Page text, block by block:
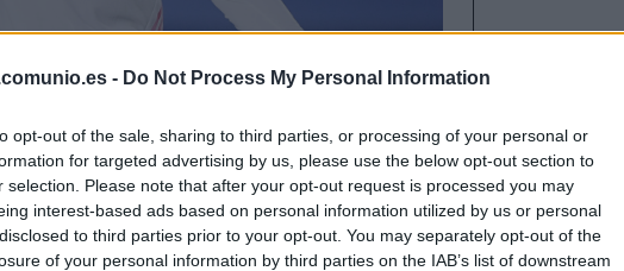
- Do Not Process My Personal Information
opt-out of the sale, sharing to third parties, or processing of your personal or
for targeted advertising by us, please use the below opt-out section to
selection. Please note that after your opt-out request is processed you may
interest-based ads based on personal information utilized by us or personal
to third parties prior to your opt-out. You may separately opt-out of the
of your personal information by third parties on the IAB’s list of downstream
19:00 horas. Repasamos las últimas
para que hagas con todas las garantías tu